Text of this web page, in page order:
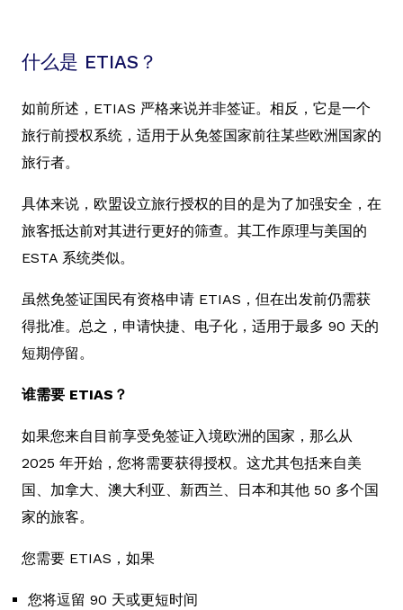
什么是 ETIAS？
如前所述，ETIAS 严格来说并非签证。相反，它是一个
旅行前授权系统，适用于从免签国家前往某些欧洲国家的
旅行者。
具体来说，欧盟设立旅行授权的目的是为了加强安全，在
旅客抵达前对其进行更好的筛查。其工作原理与美国的
ESTA 系统类似。
虽然免签证国民有资格申请 ETIAS，但在出发前仍需获
得批准。总之，申请快捷、电子化，适用于最多 90 天的
短期停留。
谁需要 ETIAS？
如果您来自目前享受免签证入境欧洲的国家，那么从
2025 年开始，您将需要获得授权。这尤其包括来自美
国、加拿大、澳大利亚、新西兰、日本和其他 50 多个国
家的旅客。
您需要 ETIAS，如果
您将逗留 90 天或更短时间